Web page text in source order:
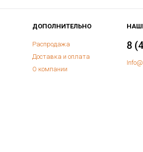
ДОПОЛНИТЕЛЬНО
Распродажа
Доставка и оплата
О компании
8